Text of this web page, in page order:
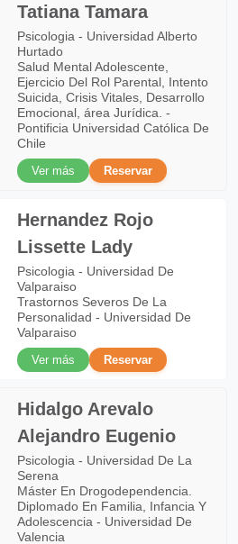
Tatiana Tamara
Psicologia - Universidad Alberto
Hurtado
Salud Mental Adolescente,
Ejercicio Del Rol Parental, Intento
Suicida, Crisis Vitales, Desarrollo
Emocional, área Jurídica. -
Pontificia Universidad Católica De
Chile
Ver más
Reservar
Hernandez Rojo
Lissette Lady
Psicologia - Universidad De
Valparaiso
Trastornos Severos De La
Personalidad - Universidad De
Valparaiso
Ver más
Reservar
Hidalgo Arevalo
Alejandro Eugenio
Psicologia - Universidad De La
Serena
Máster En Drogodependencia.
Diplomado En Familia, Infancia Y
Adolescencia - Universidad De
Valencia